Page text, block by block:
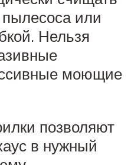
или
Нельзя
моющие
позволяют
в нужный